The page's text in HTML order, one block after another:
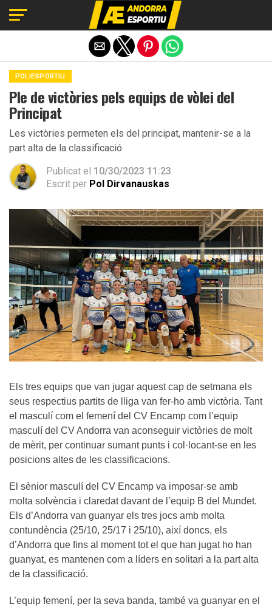
POLIESPORTIU
Ple de victòries pels equips de vòlei del
Principat
Les victòries permeten els del principat, mantenir-se a la
part alta de la classificació
Publicat el 10/30/2023 11:23
Escrit per Pol Dirvanauskas
Els tres equips que van jugar aquest cap de setmana els
seus respectius partits de lliga van fer-ho amb victòria. Tant
el masculí com el femení del CV Encamp com l’equip
masculí del CV Andorra van aconseguir victòries de molt
de mèrit, per continuar sumant punts i col·locant-se en les
posicions altes de les classificacions.
El sènior masculí del CV Encamp va imposar-se amb
molta solvència i claredat davant de l’equip B del Mundet.
Els d’Andorra van guanyar els tres jocs amb molta
contundència (25/10, 25/17 i 25/10), així doncs, els
d’Andorra que fins al moment tot el que han jugat ho han
guanyat, es mantenen com a líders en solitari a la part alta
de la classificació.
L’equip femení, per la seva banda, també va guanyar en el
Exit mobile version